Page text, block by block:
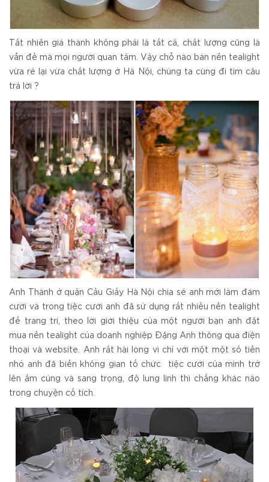
Tất nhiên giá thành không phải là tất cả, chất lượng cũng là
vẫn đề mà mọi người quan tâm. Vậy chỗ nào bán nến tealight
vừa rẻ lại vừa chất lượng ở Hà Nội, chúng ta cùng đi tìm câu
trả lời ?
Anh Thành ở quận Cầu Giấy Hà Nội chia sẻ anh mới làm đám
cưới và trong tiệc cưới anh đã sử dụng rất nhiều nến tealight
để trang trí, theo lời giới thiệu của một người bạn anh đặt
mua nến tealight của doanh nghiệp Đặng Anh thông qua điện
thoại và website. Anh rất hài lòng vì chỉ với một một số tiền
nhỏ anh đã biến không gian tổ chức tiệc cưới của mình trở
lên ấm cúng và sang trọng, độ lung linh thì chẳng khác nào
trong chuyện cổ tích.